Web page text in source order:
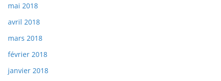
mai 2018
avril 2018
mars 2018
février 2018
janvier 2018